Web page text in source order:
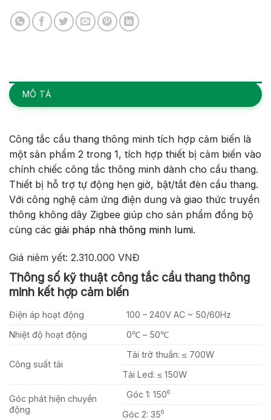
MÔ TẢ
Công tắc cầu thang thông minh tích hợp cảm biến là
một sản phẩm 2 trong 1, tích hợp thiết bị cảm biến vào
chính chiếc công tắc thông minh dành cho cầu thang.
Thiết bị hỗ trợ tự động hẹn giờ, bật/tắt đèn cầu thang.
Với công nghệ cảm ứng điện dung và giao thức truyền
thông không dây Zigbee giúp cho sản phẩm đồng bộ
cùng các giải pháp nhà thông minh lumi.
Giá niêm yết: 2.310.000 VNĐ
Thông số kỹ thuật công tắc cầu thang thông
minh kết hợp cảm biến
Điện áp hoạt động
100 – 240V AC ~ 50/60Hz
Nhiệt độ hoạt động
0℃ – 50℃
Công suất tải
Tải trở thuần: ≤ 700W
Tải Led: ≤ 150W
Góc phát hiện chuyển
động
Góc 1: 150⁰
Góc 2: 35⁰